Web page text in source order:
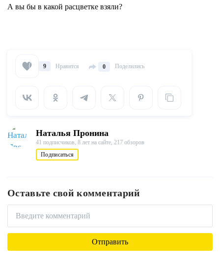
А вы бы в какой расцветке взяли?
9 Нравится 0 Поделились
Наталья Пронина
41 подписчиков, 8 лет на сайте, 217 обзоров
Подписаться
Оставьте свой комментарий